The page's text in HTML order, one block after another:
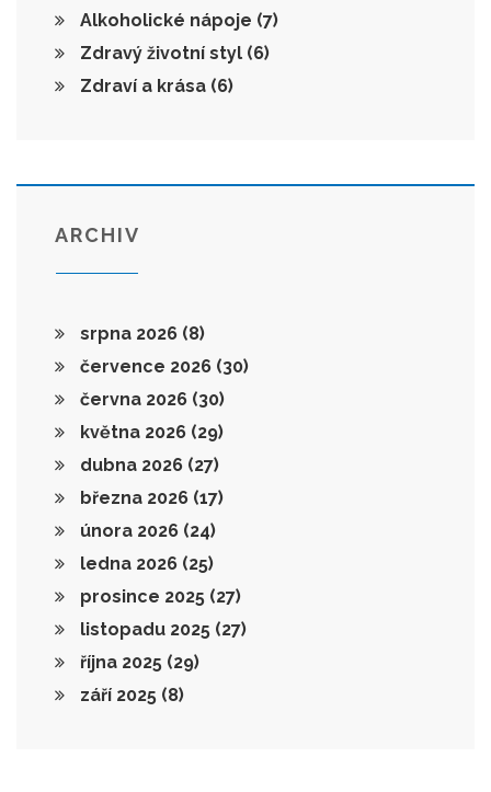
Alkoholické nápoje (7)
Zdravý životní styl (6)
Zdraví a krása (6)
ARCHIV
srpna 2026 (8)
července 2026 (30)
června 2026 (30)
května 2026 (29)
dubna 2026 (27)
března 2026 (17)
února 2026 (24)
ledna 2026 (25)
prosince 2025 (27)
listopadu 2025 (27)
října 2025 (29)
září 2025 (8)